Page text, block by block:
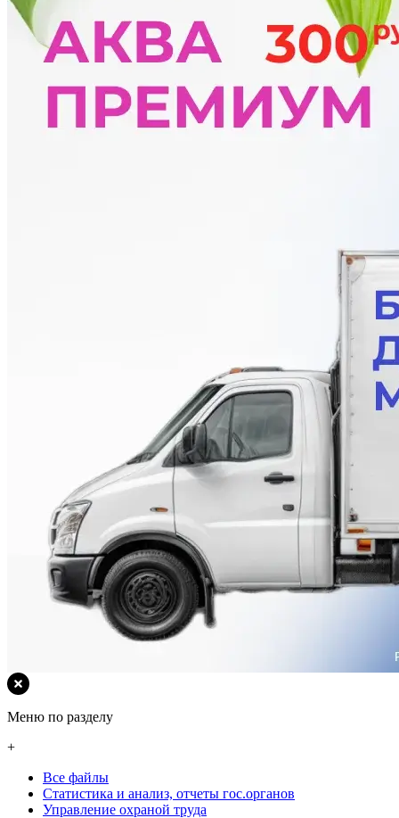
Меню по разделу
+
Все файлы
Статистика и анализ, отчеты гос.органов
Управление охраной труда